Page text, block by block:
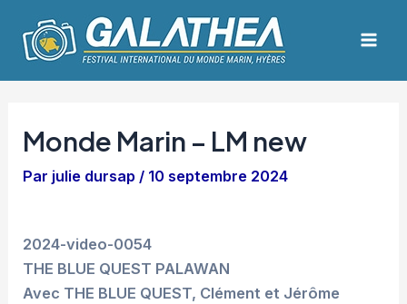
contenu
Monde Marin – LM new
Par julie dursap / 10 septembre 2024
2024-video-0054
THE BLUE QUEST PALAWAN
Avec THE BLUE QUEST, Clément et Jérôme
des
articles